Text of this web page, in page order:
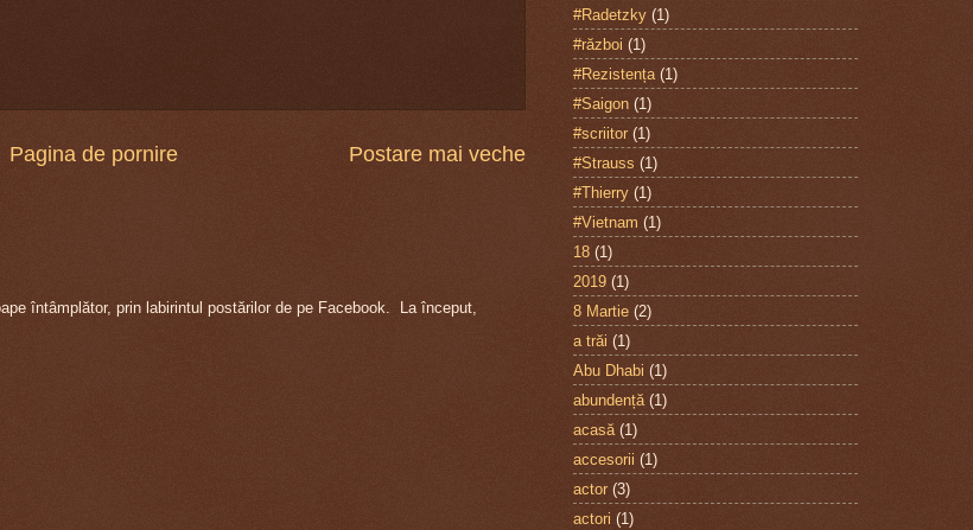
Postare mai veche
Pagina de pornire
întâmplător, prin labirintul postărilor de pe Facebook. La început,
#Radetzky (1)
#război (1)
#Rezistența (1)
#Saigon (1)
#scriitor (1)
#Strauss (1)
#Thierry (1)
#Vietnam (1)
18 (1)
2019 (1)
8 Martie (2)
a trăi (1)
Abu Dhabi (1)
abundență (1)
acasă (1)
accesorii (1)
actor (3)
actori (1)